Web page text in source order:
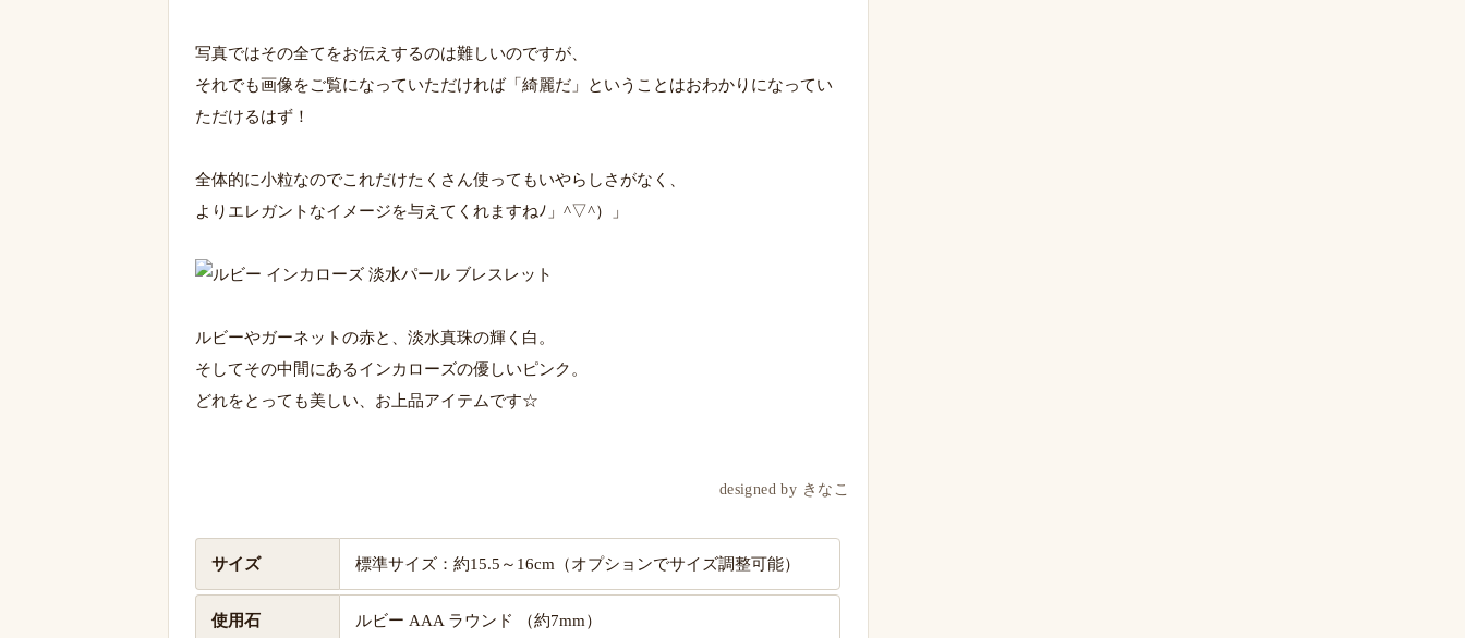
写真ではその全てをお伝えするのは難しいのですが、
それでも画像をご覧になっていただければ「綺麗だ」ということはおわかりになってい
ただけるはず！
全体的に小粒なのでこれだけたくさん使ってもいやらしさがなく、
よりエレガントなイメージを与えてくれますねﾉ」^▽^）」
ルビーやガーネットの赤と、淡水真珠の輝く白。
そしてその中間にあるインカローズの優しいピンク。
どれをとっても美しい、お上品アイテムです☆
designed by きなこ
サイズ 標準サイズ：約15.5～16cm（オプションでサイズ調整可能）
使用石
ルビー AAA ラウンド （約7mm）